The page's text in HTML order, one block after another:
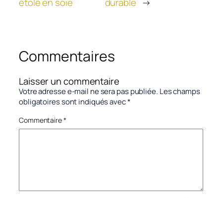
Commentaires
Laisser un commentaire
Votre adresse e-mail ne sera pas publiée. Les champs
obligatoires sont indiqués avec*
Commentaire*